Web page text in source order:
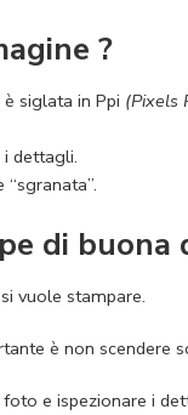
?
siglata in Ppi (Pixels
dettagli.
di buona
vuole stampare.
è non scendere
e ispezionare i